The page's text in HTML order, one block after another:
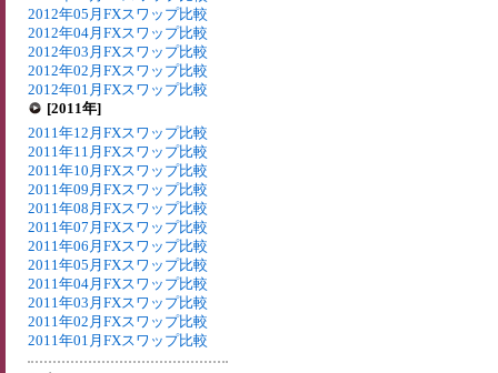
2012年05月FXスワップ比較
2012年04月FXスワップ比較
2012年03月FXスワップ比較
2012年02月FXスワップ比較
2012年01月FXスワップ比較
[2011年]
2011年12月FXスワップ比較
2011年11月FXスワップ比較
2011年10月FXスワップ比較
2011年09月FXスワップ比較
2011年08月FXスワップ比較
2011年07月FXスワップ比較
2011年06月FXスワップ比較
2011年05月FXスワップ比較
2011年04月FXスワップ比較
2011年03月FXスワップ比較
2011年02月FXスワップ比較
2011年01月FXスワップ比較